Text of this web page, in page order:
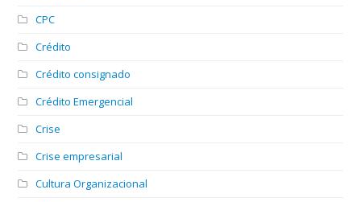
CPC
Crédito
Crédito consignado
Crédito Emergencial
Crise
Crise empresarial
Cultura Organizacional